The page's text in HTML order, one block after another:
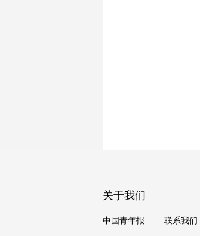
关于我们
中国青年报 联系我们